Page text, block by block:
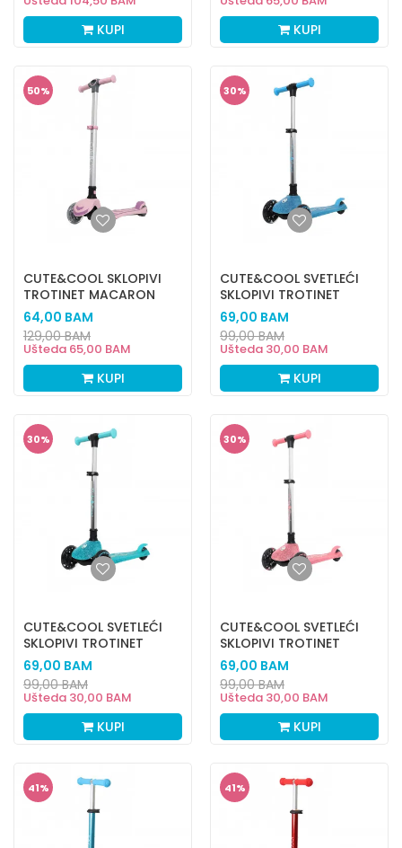
KUPI KUPI
50%
CUTE&COOL SKLOPIVI
TROTINET MACARON
PINK
64,00 BAM
Ušteda 65,00 BAM
129,00BAM
KUPI
30%
CUTE&COOL SVETLEĆI
SKLOPIVI TROTINET
GALAXY BLUE
69,00 BAM
Ušteda 30,00 BAM
99,00BAM
KUPI
30%
CUTE&COOL SVETLEĆI
SKLOPIVI TROTINET
GALAXY GREEN
69,00 BAM
Ušteda 30,00 BAM
99,00BAM
KUPI
30%
CUTE&COOL SVETLEĆI
SKLOPIVI TROTINET
GALAXY PINK
69,00 BAM
Ušteda 30,00 BAM
99,00BAM
KUPI
41% 41%